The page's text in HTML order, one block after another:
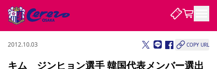
試合・チーム
2012.10.03 COPY URL
キム ジンヒョン選手 韓国代表メンバー選出